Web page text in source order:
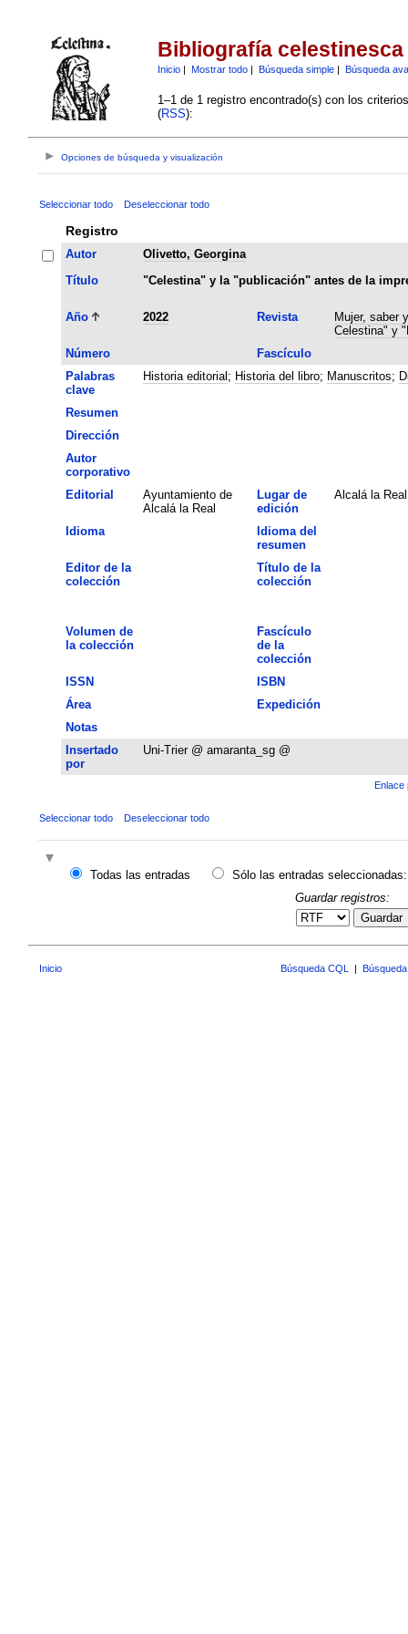
Bibliografía celestinesca
Inicio| Mostrar todo| Búsqueda simple| Búsqueda
1–1 de 1 registro encontrado(s) con los
(RSS):
Opciones de búsqueda y visualización
Seleccionar todo Deseleccionar todo
Registro
Autor
Olivetto, Georgina
Título
"Celestina" y la "publicación" antes de la
Año 2022 Revista
Mujer, saber
Celestina" y
Número
Fascículo
Palabras
clave
Historia editorial ; Historia del libro; Manuscritos;
Resumen
Dirección
Autor
corporativo
Editorial
Ayuntamiento de
Alcalá la Real
Lugar de
edición
Alcalá la Real
Idioma
Idioma del
resumen
Editor de la
colección
Título de la
colección
Volumen de
la colección
Fascículo
de la
colección
ISSN
ISBN
Área
Expedición
Notas
Insertado
por
Uni-Trier @ amaranta_sg @
Enlace
Seleccionar todo Deseleccionar todo
Todas las entradas
Sólo las entradas seleccionadas:
Guardar registros:
Guardar
Inicio Búsqueda CQL